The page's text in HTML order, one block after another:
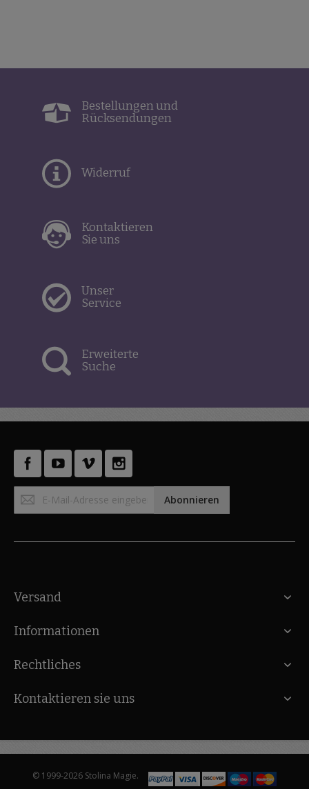
Bestellungen und
Rücksendungen
Widerruf
Kontaktieren
Sie uns
Unser
Service
Erweiterte
Suche
Anmeldung
zum
Abonnieren
Versand
Informationen
Rechtliches
Kontaktieren sie uns
© 1999-2026 Stolina Magie.